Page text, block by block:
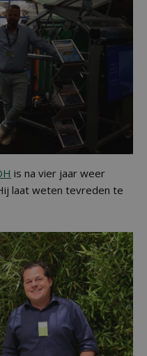
is na vier jaar weer
laat weten tevreden te